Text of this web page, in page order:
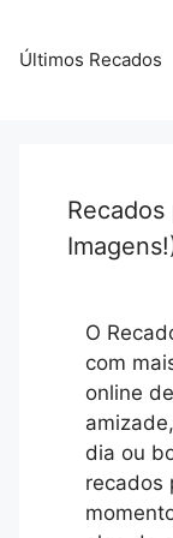
Últimos Recados
O
com
online
dia ou
recados